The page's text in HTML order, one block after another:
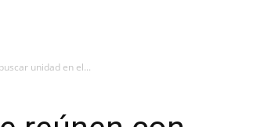
unidad en el...